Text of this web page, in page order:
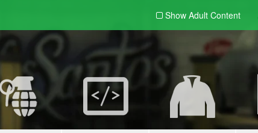
Show Adult Content